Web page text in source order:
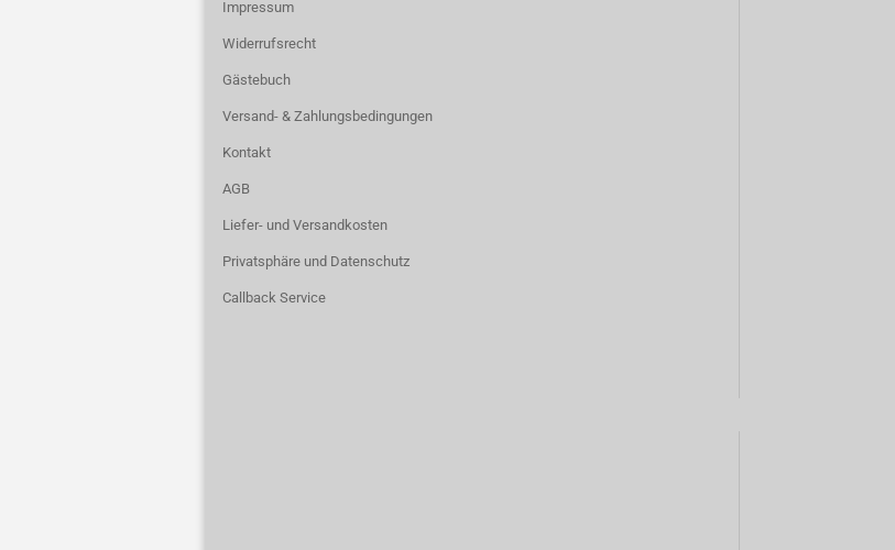
Impressum
Widerrufsrecht
Gästebuch
Versand- & Zahlungsbedingungen
Kontakt
AGB
Liefer- und Versandkosten
Privatsphäre und Datenschutz
Callback Service